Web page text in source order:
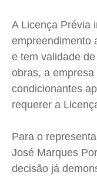
A Licença Prévia
empreendimento
e tem validade
obras, a
condicionantes
requerer a
Para o
José Marques
decisão já